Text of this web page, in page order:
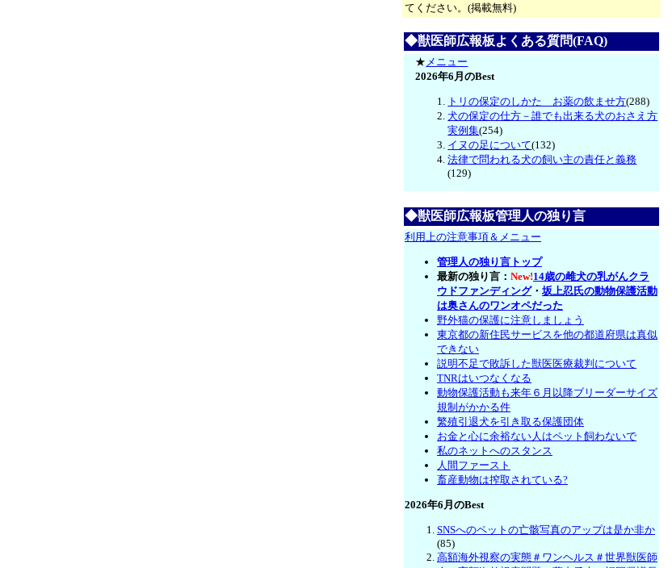
てください。(掲載無料)
◆獣医師広報板よくある質問(FAQ)
★ メニュー
2026年6月のBest
トリの保定のしかた お薬の飲ませ方(288)
犬の保定の仕方－誰でも出来る犬のおさえ方
実例集(254)
イヌの足について(132)
法律で問われる犬の飼い主の責任と義務
(129)
◆獣医師広報板管理人の独り言
利用上の注意事項＆メニュー
管理人の独り言トップ
最新の独り言： New!14歳の雌犬の乳がんクラ
ウドファンディング・坂上忍氏の動物保護活動
は奥さんのワンオペだった
野外猫の保護に注意しましょう
東京都の新住民サービスを他の都道府県は真似
できない
説明不足で敗訴した獣医医療裁判について
TNRはいつなくなる
動物保護活動も来年６月以降ブリーダーサイズ
規制がかかる件
繁殖引退犬を引き取る保護団体
お金と心に余裕ない人はペット飼わないで
私のネットへのスタンス
人間ファースト
畜産動物は搾取されている?
2026年6月のBest
SNSへのペットの亡骸写真のアップは是か非か
(85)
高額海外視察の実態＃ワンヘルス＃世界獣医師